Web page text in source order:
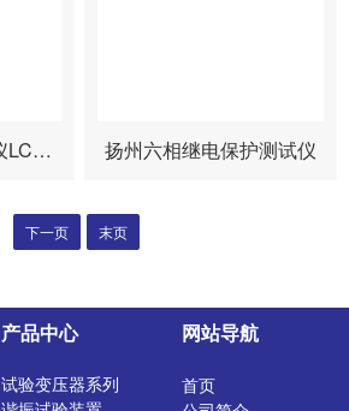
六相继电保护测试仪LCD液晶显示器 扬州六相继电保护测试仪
下一页 末页
产品中心
试验变压器系列
网站导航
首页